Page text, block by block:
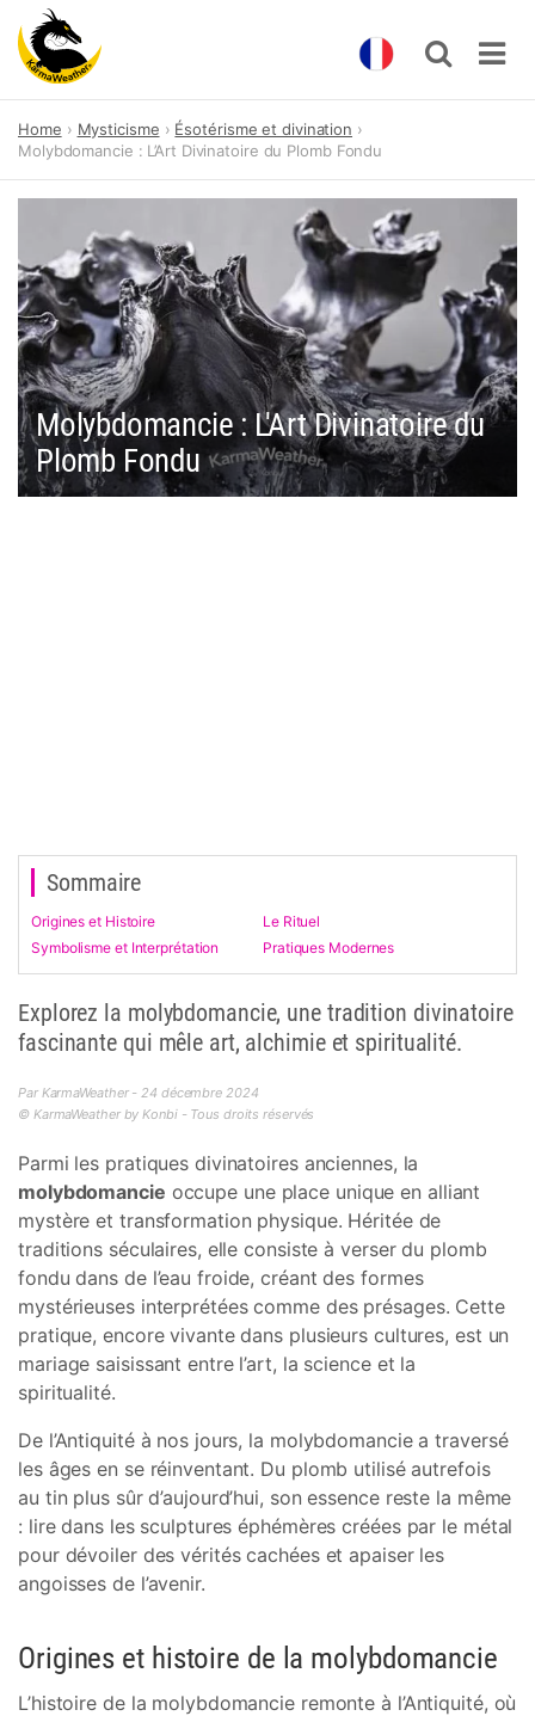
content
Home Mysticisme
Ésotérisme et divination
Molybdomancie : L’Art Divinatoire du Plomb Fondu
Molybdomancie : L'Art Divinatoire du
Plomb Fondu
Sommaire
Origines et Histoire
Le Rituel
Symbolisme et Interprétation
Pratiques Modernes
Explorez la molybdomancie, une tradition divinatoire
fascinante qui mêle art, alchimie et spiritualité.
Par KarmaWeather - 24 décembre 2024
© KarmaWeather by Konbi - Tous droits réservés
Parmi les pratiques divinatoires anciennes, la
molybdomancie occupe une place unique en alliant
mystère et transformation physique. Héritée de
traditions séculaires, elle consiste à verser du plomb
fondu dans de l’eau froide, créant des formes
mystérieuses interprétées comme des présages. Cette
pratique, encore vivante dans plusieurs cultures, est un
mariage saisissant entre l’art, la science et la
spiritualité.
De l’Antiquité à nos jours, la molybdomancie a traversé
les âges en se réinventant. Du plomb utilisé autrefois
au tin plus sûr d’aujourd’hui, son essence reste la même
: lire dans les sculptures éphémères créées par le métal
pour dévoiler des vérités cachées et apaiser les
angoisses de l’avenir.
Origines et histoire de la molybdomancie
L’histoire de la molybdomancie remonte à l’Antiquité, où